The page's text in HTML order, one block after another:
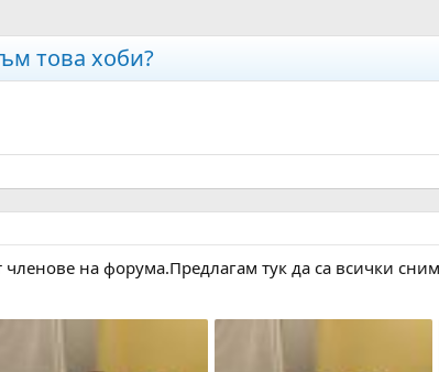
това хоби?
членове на форума.Предлагам тук да са всички